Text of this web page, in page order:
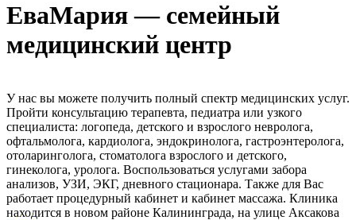
ЕваМария — семейный
медицинский центр
У нас вы можете получить полный спектр медицинских услуг.
Пройти консультацию терапевта, педиатра или узкого
специалиста: логопеда, детского и взрослого невролога,
офтальмолога, кардиолога, эндокринолога, гастроэнтеролога,
отоларинголога, стоматолога взрослого и детского,
гинеколога, уролога. Воспользоваться услугами забора
анализов, УЗИ, ЭКГ, дневного стационара. Также для Вас
работает процедурный кабинет и кабинет массажа. Клиника
находится в новом районе Калининграда, на улице Аксакова